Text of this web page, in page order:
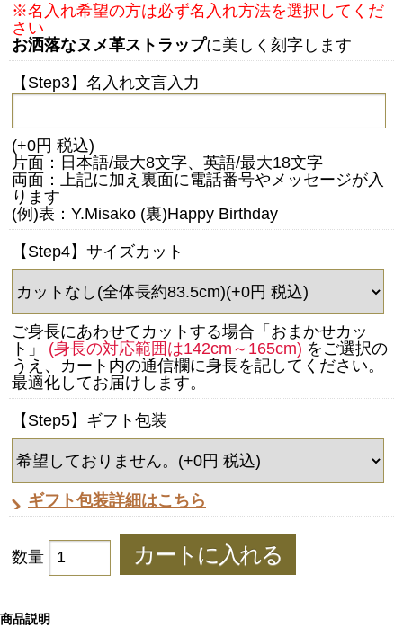
※名入れ希望の方は必ず名入れ方法を選択してくだ
さい
お洒落なヌメ革ストラップに美しく刻字します
【Step3】名入れ文言入力
(+0円 税込)
片面：日本語/最大8文字、英語/最大18文字
両面：上記に加え裏面に電話番号やメッセージが入
ります
(例)表：Y.Misako (裏)Happy Birthday
【Step4】サイズカット
ご身長にあわせてカットする場合「おまかせカッ
ト」 (身長の対応範囲は142cm～165cm) をご選択の
うえ、カート内の通信欄に身長を記してください。
最適化してお届けします。
【Step5】ギフト包装
ギフト包装詳細はこちら
数量
商品説明